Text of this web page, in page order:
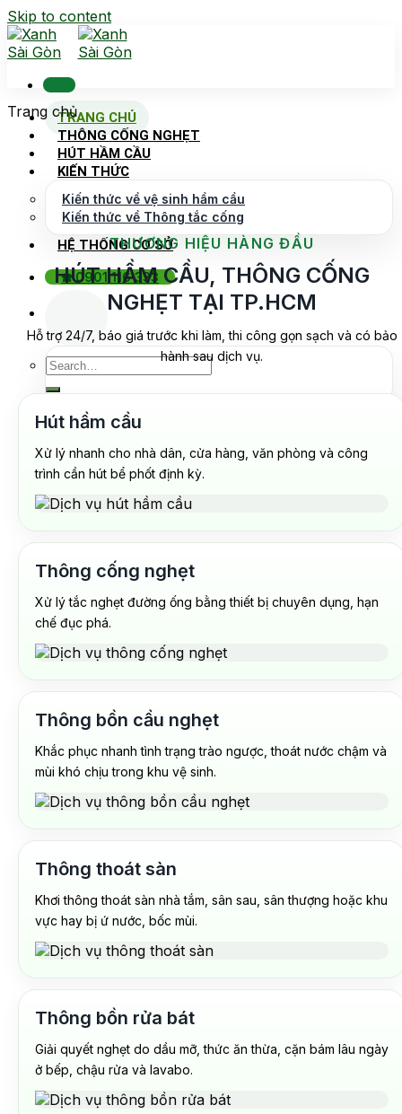
Skip to content
TRANG CHỦ
THÔNG CỐNG NGHẸT
HÚT HẦM CẦU
KIẾN THỨC
Kiến thức về vệ sinh hầm cầu
Kiến thức về Thông tắc cống
HỆ THỐNG CƠ SỞ
☎️ 0901 116 333
Trang chủ
THƯƠNG HIỆU HÀNG ĐẦU
HÚT HẦM CẦU, THÔNG CỐNG
NGHẸT TẠI TP.HCM
Hỗ trợ 24/7, báo giá trước khi làm, thi công gọn sạch và có bảo
hành sau dịch vụ.
Hút hầm cầu
Xử lý nhanh cho nhà dân, cửa hàng, văn phòng và công
trình cần hút bể phốt định kỳ.
Thông cống nghẹt
Xử lý tắc nghẹt đường ống bằng thiết bị chuyên dụng, hạn
chế đục phá.
Thông bồn cầu nghẹt
Khắc phục nhanh tình trạng trào ngược, thoát nước chậm và
mùi khó chịu trong khu vệ sinh.
Thông thoát sàn
Khơi thông thoát sàn nhà tắm, sân sau, sân thượng hoặc khu
vực hay bị ứ nước, bốc mùi.
Thông bồn rửa bát
Giải quyết nghẹt do dầu mỡ, thức ăn thừa, cặn bám lâu ngày
ở bếp, chậu rửa và lavabo.